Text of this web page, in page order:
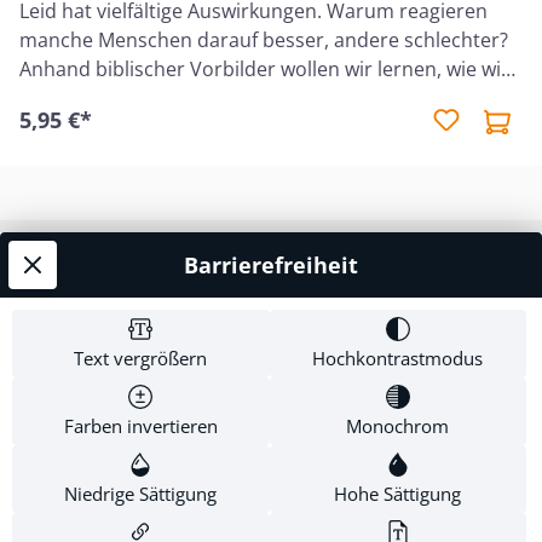
Leid hat vielfältige Auswirkungen. Warum reagieren
manche Menschen darauf besser, andere schlechter?
Anhand biblischer Vorbilder wollen wir lernen, wie wir
können. Und wir betrachten das größte Beispiel für
5,95 €*
Service-Hotline
Shop Service
Informationen
Newsletter
Text vergrößern Hochkontrastmodus
Farben invertieren Monochrom
Niedrige Sättigung Hohe Sättigung
Barrierefreiheit